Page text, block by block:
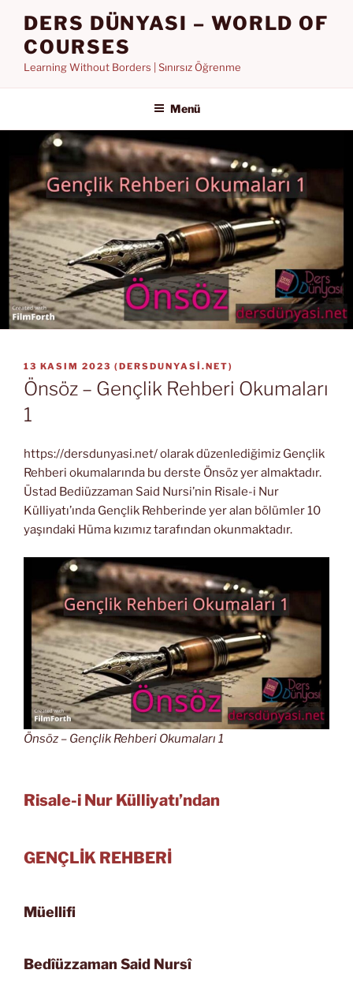
DERS DÜNYASI – WORLD OF
COURSES
Learning Without Borders | Sınırsız Öğrenme
Menü
YAYIM
TARIHI
13 KASIM 2023 (DERSDUNYASI.NET)
Önsöz – Gençlik Rehberi Okumaları
1
https://dersdunyasi.net/ olarak düzenlediğimiz Gençlik
Rehberi okumalarında bu derste Önsöz yer almaktadır.
Üstad Bediüzzaman Said Nursi’nin Risale-i Nur
Külliyatı’ında Gençlik Rehberinde yer alan bölümler 10
yaşındaki Hüma kızımız tarafından okunmaktadır.
Önsöz – Gençlik Rehberi Okumaları 1
Risale-i Nur Külliyatı’ndan
GENÇLİK REHBERİ
Müellifi
Bedîüzzaman Said Nursî